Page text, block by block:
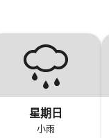
星期日
小雨